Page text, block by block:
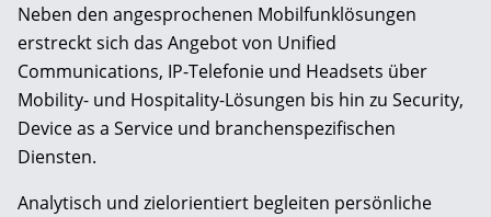
Neben den angesprochenen Mobilfunklösungen
erstreckt sich das Angebot von Unified
Communications, IP-Telefonie und Headsets über
Mobility- und Hospitality-Lösungen bis hin zu Security,
Device as a Service und branchenspezifischen
Diensten.
Analytisch und zielorientiert begleiten persönliche